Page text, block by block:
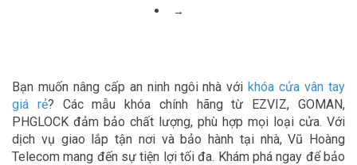
→
Bạn muốn nâng cấp an ninh ngôi nhà vớikhóa cửa vân tay
giá rẻ? Các mẫu khóa chính hãng từ EZVIZ, GOMAN,
PHGLOCK đảm bảo chất lượng, phù hợp mọi loại cửa. Với
dịch vụ giao lắp tận nơi và bảo hành tại nhà, Vũ Hoàng
Telecom mang đến sự tiện lợi tối đa. Khám phá ngay để bảo